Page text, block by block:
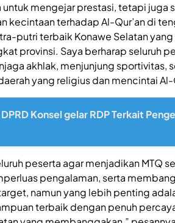
untuk mengejar prestasi, tetapi juga
kecintaan terhadap Al-Qur’an di
putri terbaik Konawe Selatan
provinsi. Saya berharap seluruh
akhlak, menjunjung sportivitas,
yang religius dan mencintai Al-
Konsel gelar RDP Terkait
peserta agar menjadikan MTQ
pengalaman, serta
namun yang lebih penting
terbaik dengan penuh